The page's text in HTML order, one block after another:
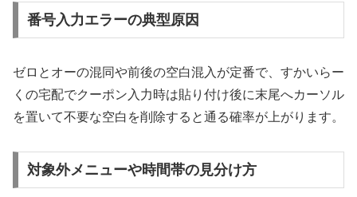
番号入力エラーの典型原因
ゼロとオーの混同や前後の空白混入が定番で、すかいらー
くの宅配でクーポン入力時は貼り付け後に末尾へカーソル
を置いて不要な空白を削除すると通る確率が上がります。
対象外メニューや時間帯の見分け方